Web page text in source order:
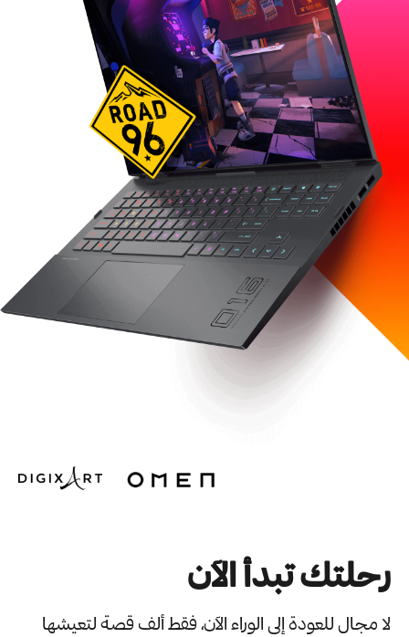
رحلتك تبدأ الآن
لا مجال للعودة إلى الوراء الآن، فقط ألف قصة لتعيشها